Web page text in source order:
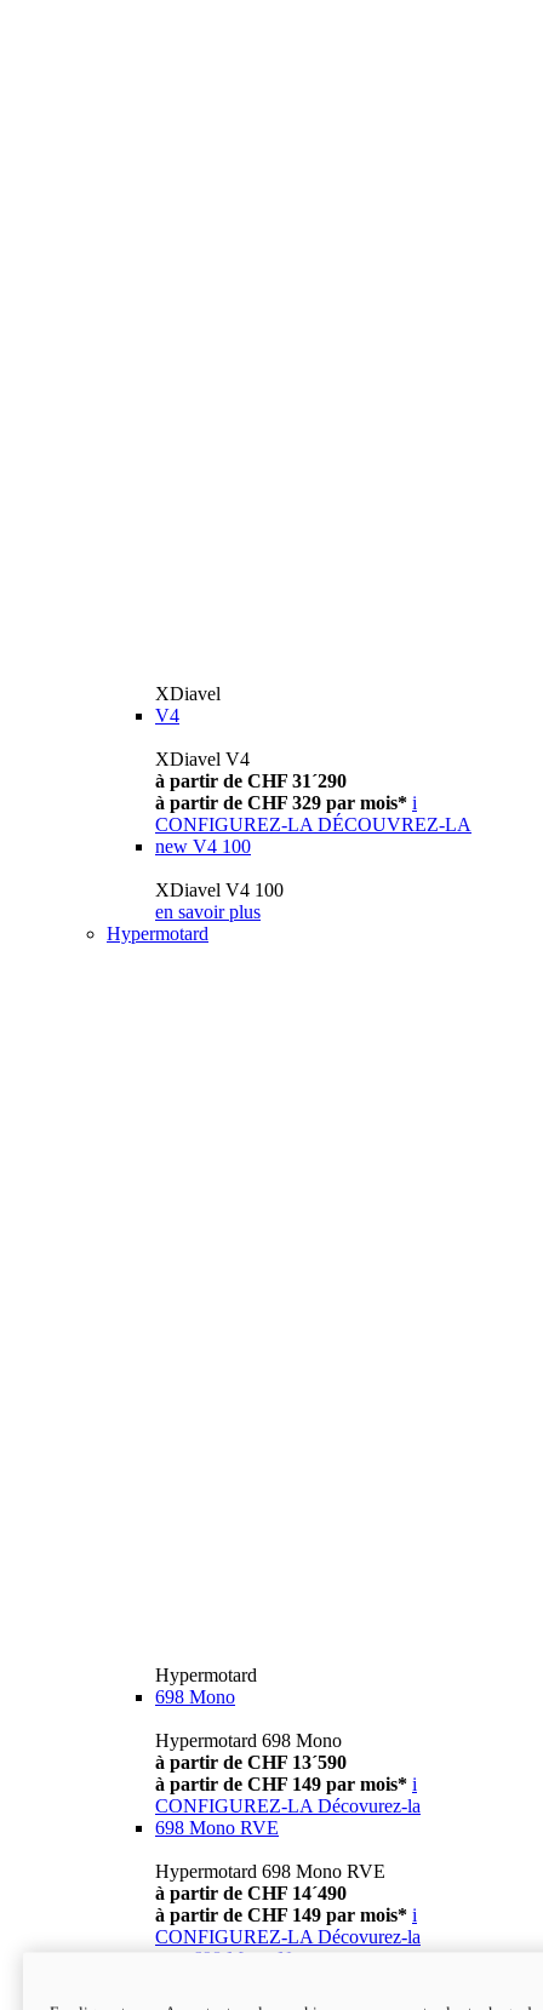
XDiavel
V4
XDiavel V4
à partir de CHF 31´290
à partir de CHF 329 par mois* i
CONFIGUREZ-LA DÉCOUVREZ-LA
new V4 100
XDiavel V4 100
en savoir plus
Hypermotard
Hypermotard
698 Mono
Hypermotard 698 Mono
à partir de CHF 13´590
à partir de CHF 149 par mois* i
CONFIGUREZ-LA Décovurez-la
698 Mono RVE
Hypermotard 698 Mono RVE
à partir de CHF 14´490
à partir de CHF 149 par mois* i
CONFIGUREZ-LA Décovurez-la
698 Mono Nera
Hypermotard 698 Mono Nera